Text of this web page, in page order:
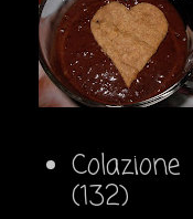
Colazione
(132)